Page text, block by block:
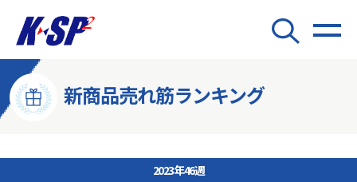
新商品売れ筋ランキング
2023年46週